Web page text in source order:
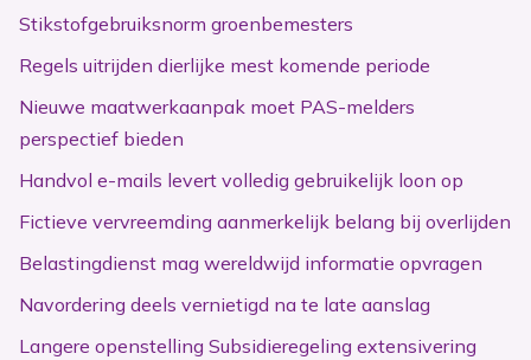
Stikstofgebruiksnorm groenbemesters
Regels uitrijden dierlijke mest komende periode
Nieuwe maatwerkaanpak moet PAS-melders
perspectief bieden
Handvol e-mails levert volledig gebruikelijk loon op
Fictieve vervreemding aanmerkelijk belang bij overlijden
Belastingdienst mag wereldwijd informatie opvragen
Navordering deels vernietigd na te late aanslag
Langere openstelling Subsidieregeling extensivering